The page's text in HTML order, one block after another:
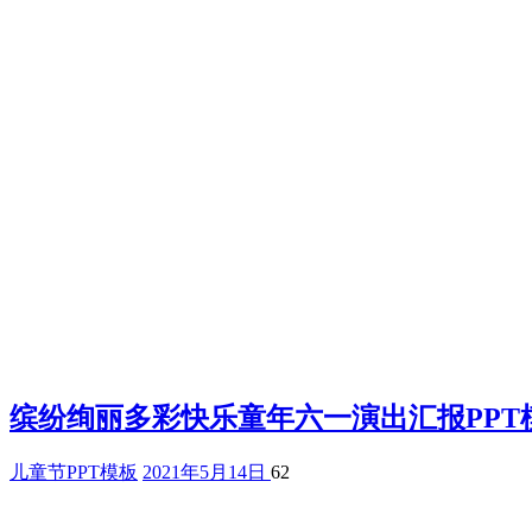
缤纷绚丽多彩快乐童年六一演出汇报PPT
儿童节PPT模板 2021年5月14日 62